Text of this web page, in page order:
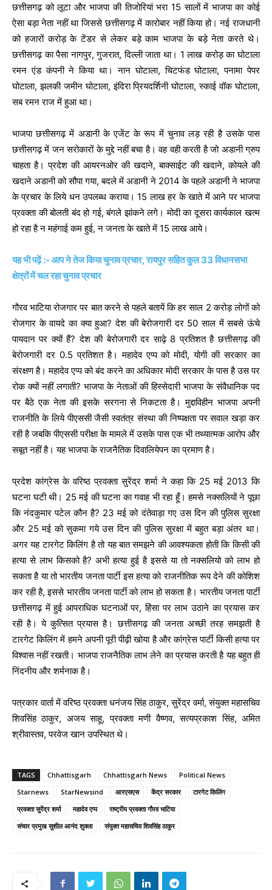
छत्तीसगढ़ को लूटा और भाजपा की तिजोरियां भरा 15 सालों में भाजपा का कोई
ऐसा बड़ा नेता नहीं था जिससे छत्तीसगढ़ में कारोबार नहीं किया हो। नई राजधानी
को हजारों करोड़ के टेंडर से लेकर बड़े काम भाजपा के बड़े नेता करते थे।
छत्तीसगढ़ का पैसा नागपुर, गुजरात, दिल्ली जाता था। 1 लाख करोड़ का घोटाला
रमन एंड कंपनी ने किया था। नान घोटाला, चिटफंड घोटाला, पनामा पेपर
घोटाला, झलकी जमीन घोटाला, इंदिरा प्रियदर्शिनी घोटाला, स्काई वॉक घोटाला,
सब रमन राज में हुआ था।
भाजपा छत्तीसगढ़ में अडानी के एजेंट के रूप में चुनाव लड़ रही है उसके पास
छत्तीसगढ़ में जन सरोकारों के मुद्दे नहीं बचा है। वह वही करती है जो अडानी ग्रुप
चाहता है। प्रदेश की आयरनओर की खदाने, बाक्साईट की खदाने, कोयले की
खदाने अडानी को सौपा गया, बदले में अडानी ने 2014 के पहले अडानी ने भाजपा
के प्रचार के लिये धन उपलब्ध कराया। 15 लाख हर के खाते में आने पर भाजपा
प्रवक्ता की बोलती बंद हो गई, बंगले झांकने लगे। मोदी का दूसरा कार्यकाल खत्म
हो रहा है न महंगाई कम हुई, न जनता के खाते में 15 लाख आये।
यह भी पढ़ें :- आप ने तेज किया चुनाव प्रचार, रायपुर सहित कुल 33 विधानसभा
क्षेत्रों में चल रहा चुनाव प्रचार
गौरव भाटिया रोजगार पर बात करने से पहले बतायें कि हर साल 2 करोड़ लोगों को
रोजगार के वायदे का क्या हुआ? देश की बेरोजगारी दर 50 साल में सबसे ऊंचे
पायदान पर क्यों हैं? देश की बेरोजगारी दर साढ़े 8 प्रतिशत है छत्तीसगढ़ की
बेरोजगारी दर 0.5 प्रतिशत है। महादेव एप्प को मोदी, योगी की सरकार का
संरक्षण है। महादेव एप्प को बंद करने का अधिकार मोदी सरकार के पास है उस पर
रोक क्यों नहीं लगाती? भाजपा के नेताओं की हिस्सेदारी भाजपा के संवैधानिक पद
पर बैठे एक नेता की इसके सरगना से निकटता है। मुद्दाविहीन भाजपा अपनी
राजनीति के लिये पीएससी जैसी स्वतंत्र संस्था की निष्पक्षता पर सवाल खड़ा कर
रही है जबकि पीएससी परीक्षा के मामले में उसके पास एक भी तथ्यात्मक आरोप और
सबूत नहीं है। यह भाजपा के राजनैतिक दिवालियेपन का प्रमाण है।
प्रदेश कांग्रेस के वरिष्ठ प्रवक्ता सुरेंद्र शर्मा ने कहा कि 25 मई 2013 कि
घटना घटी थी। 25 मई की घटना का गवाह भी रहा हूँ। हमसे नक्सलियों ने पूछा
कि नंदकुमार पटेल कौन है? 23 मई को दंतेवाड़ा गए उस दिन की पुलिस सुरक्षा
और 25 मई को सुकमा गये उस दिन की पुलिस सुरक्षा में बहुत बड़ा अंतर था।
अगर यह टारगेट किलिंग है तो यह बात समझने की आवश्यकता होती कि किसी की
हत्या से लाभ किसको है? अभी हत्या हुई है इससे या तो नक्सलियो को लाभ हो
सकता है या तो भारतीय जनता पार्टी इस हत्या को राजनीतिक रूप देने की कोशिश
कर रही है, इससे भारतीय जनता पार्टी को लाभ हो सकता है। भारतीय जनता पार्टी
छत्तीसगढ़ में हुई आपराधिक घटनाओं पर, हिंसा पर लाभ उठाने का प्रयास कर
रही है। ये कुत्सित प्रयास है। छत्तीसगढ़ की जनता अच्छी तरह समझती है
टारगेट किलिंग में हमने अपनी पूरी पीढ़ी खोया है और कांग्रेस पार्टी किसी हत्या पर
विश्वास नहीं रखती। भाजपा राजनैतिक लाभ लेने का प्रयास करती है यह बहुत ही
निंदनीय और शर्मनाक है।
पत्रकार वार्ता में वरिष्ठ प्रवक्ता धनंजय सिंह ठाकुर, सुरेंद्र वर्मा, संयुक्त महासचिव
शिवसिंह ठाकुर, अजय साहू, प्रवक्ता मणी वैष्णव, सत्यप्रकाश सिंह, अमित
श्रीवास्तव, परवेज खान उपस्थित थे।
TAGS Chhattisgarh Chhattisgarh News
Political News
Starnews
StarNewsind आरएसएस केंद्र सरकार
टारगेट किलिंग
प्रवक्ता सुरेंद्र शर्मा
महादेव एप्प
राष्ट्रीय प्रवक्ता गौरव भाटिया
संचार प्रमुख सुशील आनंद शुक्ला
संयुक्त महासचिव शिवसिंह ठाकुर